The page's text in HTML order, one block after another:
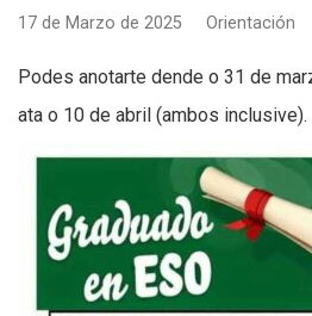
17 de Marzo de 2025 Orientación
Podes anotarte dende o 31 de
ata o 10 de abril (ambos inclusive).